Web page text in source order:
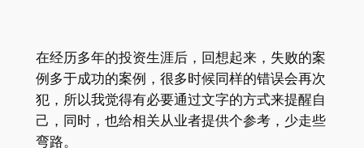
在经历多年的投资生涯后，回想起来，失败的案
例多于成功的案例，很多时候同样的错误会再次
犯，所以我觉得有必要通过文字的方式来提醒自
己，同时，也给相关从业者提供个参考，少走些
弯路。